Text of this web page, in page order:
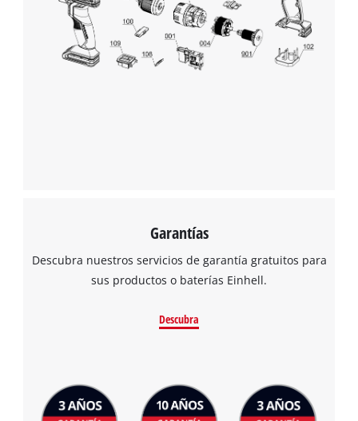
Garantías
Descubra nuestros servicios de garantía gratuitos para
sus productos o baterías Einhell.
Descubra